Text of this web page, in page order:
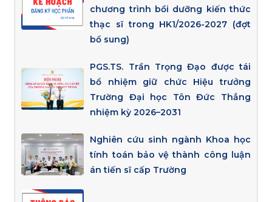
chương trình bồi dưỡng kiến thức
thạc sĩ trong HK1/2026-2027 (đợt
bổ sung)
PGS.TS. Trần Trọng Đạo được tái
bổ nhiệm giữ chức Hiệu trưởng
Trường Đại học Tôn Đức Thắng
nhiệm kỳ 2026–2031
Nghiên cứu sinh ngành Khoa học
tính toán bảo vệ thành công luận
án tiến sĩ cấp Trường